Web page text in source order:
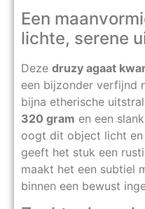
Een
lichte, serene
Deze druzy agaat
een bijzonder verfijnd
bijna etherische
320 gram en een
oogt dit object licht en
geeft het stuk een
maakt het een subtiel
binnen een bewust